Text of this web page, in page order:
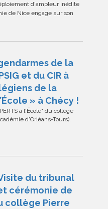
d'ampleur inédite
de Nice engage sur son
de la
et du CIR à
de la
» à Chécy !
à l'École" du collège
d'Orléans-Tours).
Visite du tribunal
cérémonie de
collège Pierre